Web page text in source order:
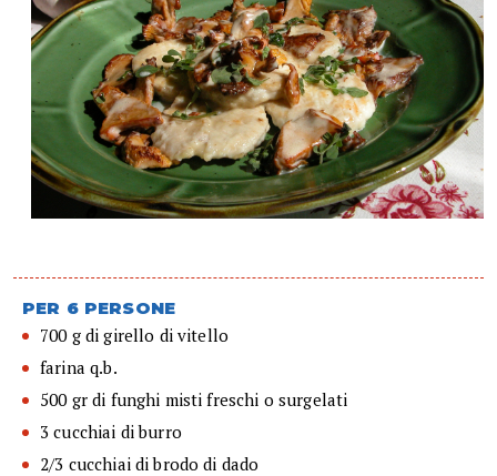
PER 6 PERSONE
700 g di girello di vitello
farina q.b.
500 gr di funghi misti freschi o surgelati
3 cucchiai di burro
2/3 cucchiai di brodo di dado